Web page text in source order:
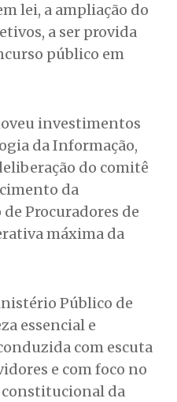
lei, a ampliação do
a ser provida
público em
investimentos
da Informação,
do comitê
da
Procuradores de
máxima da
Público de
essencial e
com escuta
e com foco no
da